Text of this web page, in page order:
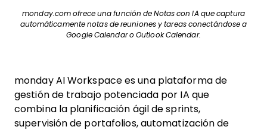
monday.com ofrece una función de Notas con IA que captura
monday AI Workspace es una plataforma de
gestión de trabajo potenciada por IA que